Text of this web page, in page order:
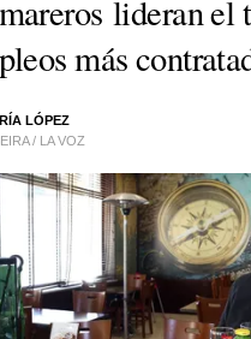
lideran el
más
LÓPEZ
/ LA VOZ